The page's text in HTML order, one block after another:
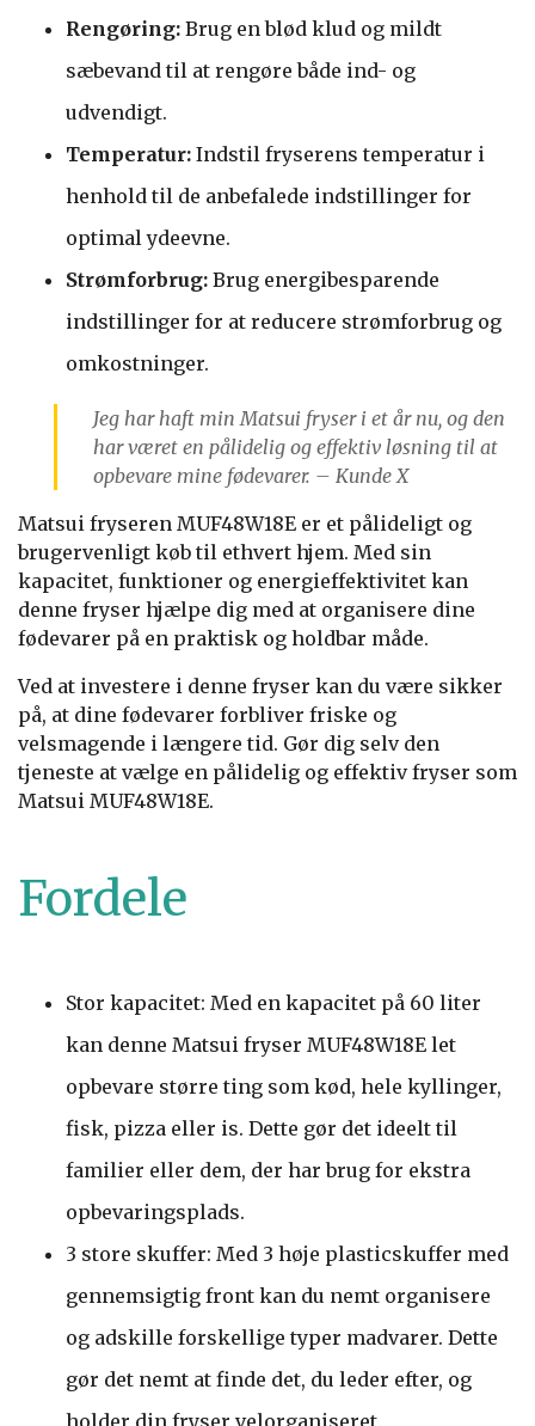
Rengøring: Brug en blød klud og mildt
sæbevand til at rengøre både ind- og
udvendigt.
Temperatur: Indstil fryserens temperatur i
henhold til de anbefalede indstillinger for
optimal ydeevne.
Strømforbrug: Brug energibesparende
indstillinger for at reducere strømforbrug og
omkostninger.
Jeg har haft min Matsui fryser i et år nu, og den
har været en pålidelig og effektiv løsning til at
opbevare mine fødevarer. – Kunde X
Matsui fryseren MUF48W18E er et pålideligt og
brugervenligt køb til ethvert hjem. Med sin
kapacitet, funktioner og energieffektivitet kan
denne fryser hjælpe dig med at organisere dine
fødevarer på en praktisk og holdbar måde.
Ved at investere i denne fryser kan du være sikker
på, at dine fødevarer forbliver friske og
velsmagende i længere tid. Gør dig selv den
tjeneste at vælge en pålidelig og effektiv fryser som
Matsui MUF48W18E.
Fordele
Stor kapacitet: Med en kapacitet på 60 liter
kan denne Matsui fryser MUF48W18E let
opbevare større ting som kød, hele kyllinger,
fisk, pizza eller is. Dette gør det ideelt til
familier eller dem, der har brug for ekstra
opbevaringsplads.
3 store skuffer: Med 3 høje plasticskuffer med
gennemsigtig front kan du nemt organisere
og adskille forskellige typer madvarer. Dette
gør det nemt at finde det, du leder efter, og
holder din fryser velorganiseret.